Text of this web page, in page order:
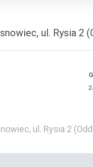
ul. Rysia 2
ul. Rysia 2